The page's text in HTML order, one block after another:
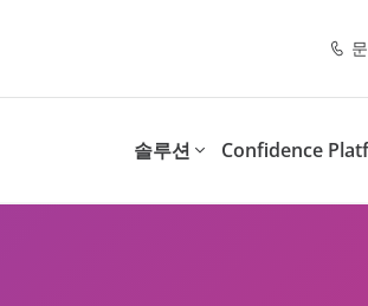
솔루션 Confidence
장